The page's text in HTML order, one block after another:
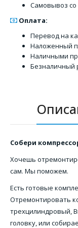
Самовывоз со
Оплата:
Перевод на
Наложенный
Наличными
Безналичный
Собери
Хочешь
сам. Мы поможем.
Есть готовые
Отремонтировать
трехцилиндровый,
головку, или